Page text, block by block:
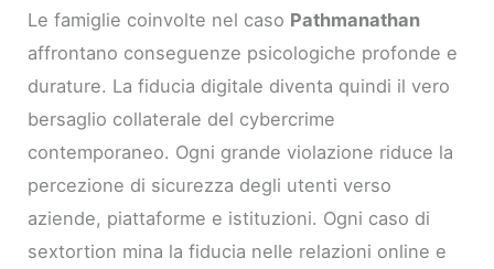
Le famiglie coinvolte nel caso Pathmanathan
affrontano conseguenze psicologiche profonde e
durature. La fiducia digitale diventa quindi il vero
bersaglio collaterale del cybercrime
contemporaneo. Ogni grande violazione riduce la
percezione di sicurezza degli utenti verso
aziende, piattaforme e istituzioni. Ogni caso di
sextortion mina la fiducia nelle relazioni online e